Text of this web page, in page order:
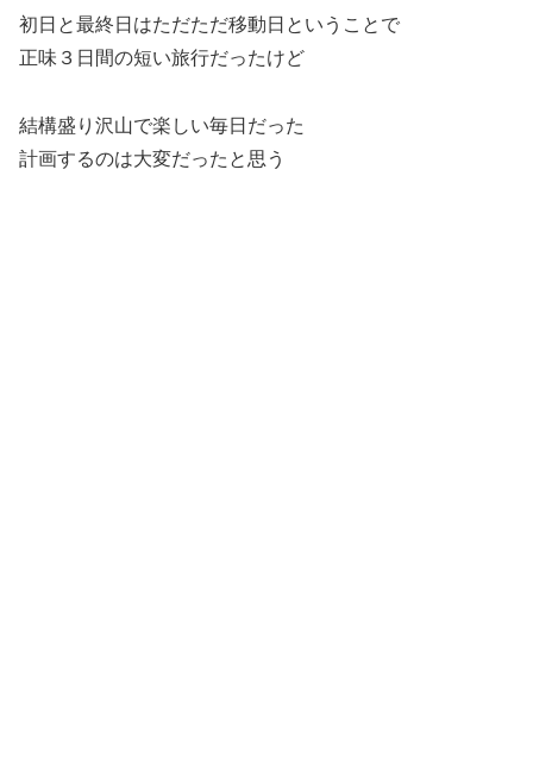
初日と最終日はただただ移動日ということで
正味３日間の短い旅行だったけど
結構盛り沢山で楽しい毎日だった
計画するのは大変だったと思う